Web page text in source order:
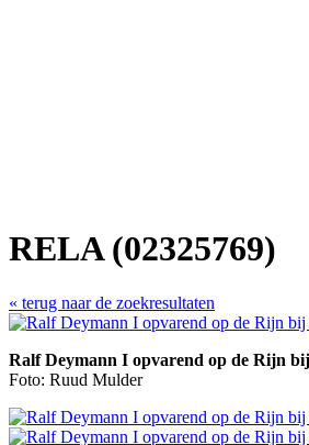
RELA (02325769)
« terug naar de zoekresultaten
Ralf Deymann I opvarend op de Rijn
Foto: Ruud Mulder